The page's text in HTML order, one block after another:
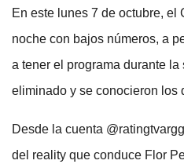
En este lunes 7 de octubre, el
noche con bajos números, a
a tener el programa durante
eliminado y se conocieron los
Desde la cuenta
del reality que conduce Flor